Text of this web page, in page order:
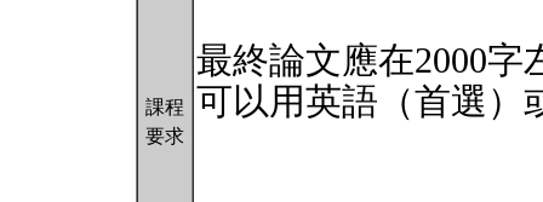
課程
要求
最終論文應在2000
可以用英語（首選）